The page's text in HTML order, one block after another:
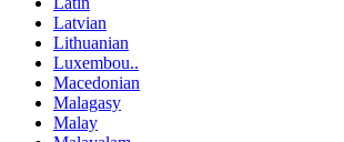
Latvian
Lithuanian
Luxembou..
Macedonian
Malagasy
Malay